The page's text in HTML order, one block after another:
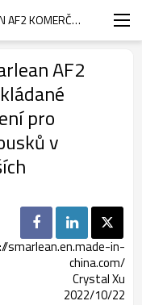
NOVÉ UVEDENÍ NA TRH: SMARLEAN AF2 KOMERČNÍ DISPENZOR NA SKLÁDANÉ UBROUSKY – NEJLEPŠÍ ŘEŠENÍ PRO EFEKTIVNÍ DÁVKOVÁNÍ UBROUSKŮ V HOTELECH, LETIŠTÍCH A DALŠÍCH KOMERČNÍCH PROSTORECH
AF2
pro
v
smarlean.en.made-in-
china.com/
Crystal Xu
2022/10/22